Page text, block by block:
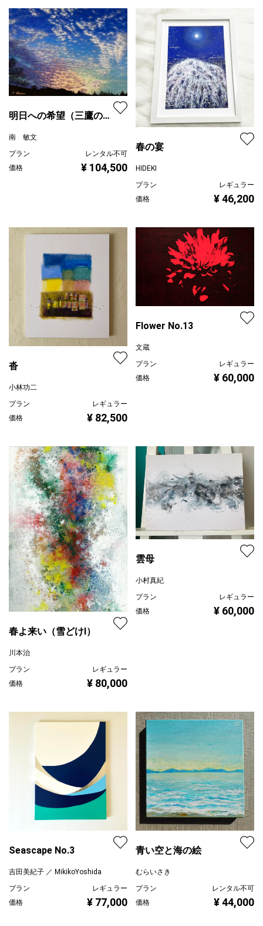
明日への希望（三鷹の夕
南 敏文
プラン
レンタル不可
価格
¥ 104,500
春の宴
HIDEKI
プラン
レギュラー
価格
¥ 46,200
沓
小林功二
プラン
レギュラー
価格
¥ 82,500
Flower No.13
文蔵
プラン
レギュラー
価格
¥ 60,000
春よ来い（雪どけⅠ）
川本治
プラン
レギュラー
価格
¥ 80,000
雲母
小村真紀
プラン
レギュラー
価格
¥ 60,000
Seascape No.3
吉田美紀子 ／ MikikoYoshida
プラン
レギュラー
価格
¥ 77,000
青い空と海の絵
むらいさき
プラン
レンタル不可
価格
¥ 44,000